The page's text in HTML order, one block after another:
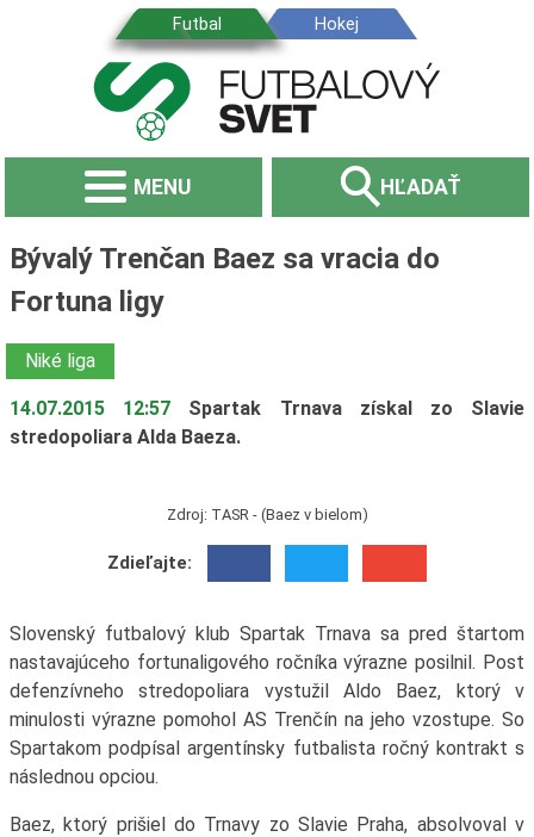
MENU HĽADAŤ
Bývalý Trenčan Baez sa vracia do
Fortuna ligy
Niké liga
14.07.2015 12:57
Spartak Trnava získal zo Slavie
stredopoliara Alda Baeza.
Zdroj: TASR - (Baez v bielom)
Zdieľajte:
Slovenský futbalový klub Spartak Trnava sa pred štartom
nastavajúceho fortunaligového ročníka výrazne posilnil. Post
defenzívneho stredopoliara vystužil Aldo Baez, ktorý v
minulosti výrazne pomohol AS Trenčín na jeho vzostupe. So
Spartakom podpísal argentínsky futbalista ročný kontrakt s
následnou opciou.
Baez, ktorý prišiel do Trnavy zo Slavie Praha, absolvoval v